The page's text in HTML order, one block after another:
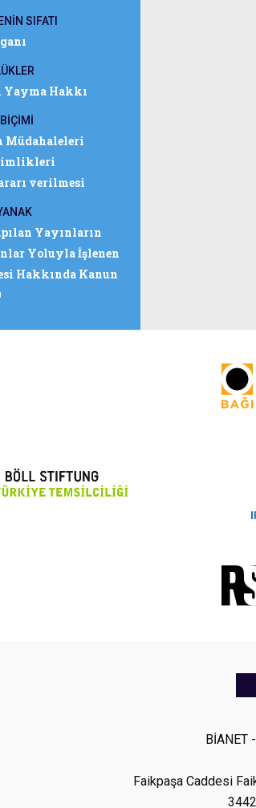
SIFATI
Yayma Hakkı
Müdahaleleri
verilmesi
Yayınların
Yoluyla İşlenen
Hakkında Kanun
BİANET
Faikpaşa Caddesi